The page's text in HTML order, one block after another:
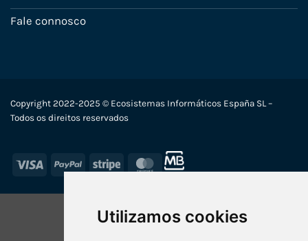
Utilizamos cookies
Fale connosco
Copyright 2022-2025 © Ecosistemas Informáticos España SL –
Todos os direitos reservados
Visa PayPal Stripe MasterCard